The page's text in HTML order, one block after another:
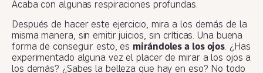
Acaba con algunas respiraciones profundas.
Después de hacer este ejercicio, mira a los demás de la
misma manera, sin emitir juicios, sin críticas. Una buena
forma de conseguir esto, es mirándoles a los ojos. ¿Has
experimentado alguna vez el placer de mirar a los ojos a
los demás? ¿Sabes la belleza que hay en eso? No todo